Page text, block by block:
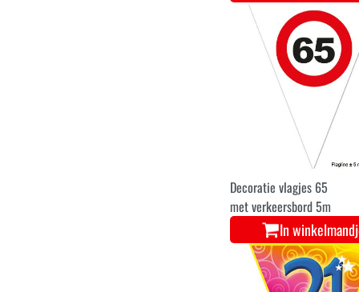
Decoratie vlagjes 65
met verkeersbord 5m
In